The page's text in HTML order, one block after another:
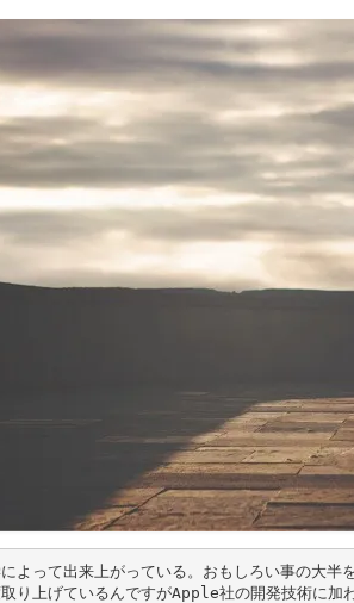
よって出来上がっている。おもしろい事の大半
り上げているんですがApple社の開発技術に加